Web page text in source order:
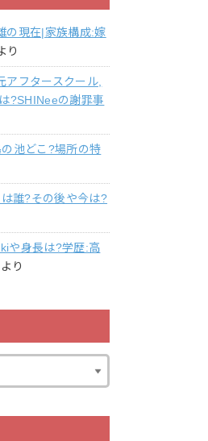
の現在|家族構成:嫁
り
アフタースクール,
?SHINeeの謝罪事
の池どこ?場所の特
は誰?その後や今は?
や身長は?学歴:高
より